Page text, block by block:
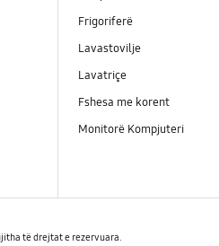
Frigoriferë
Lavastovilje
Lavatriçe
Fshesa me korent
Monitorë Kompjuteri
të drejtat e rezervuara.